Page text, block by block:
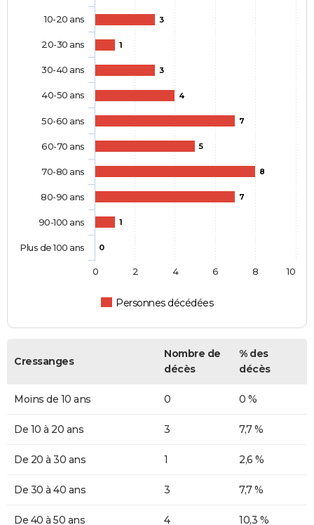
3
1
3
4
7
5
8
7
1
0
Personnes décédées
10-20 ans
20-30 ans
30-40 ans
40-50 ans
50-60 ans
60-70 ans
70-80 ans
80-90 ans
90-100 ans
Plus de 100 ans
0 2 4 6 8 10
Cressanges
Nombre de
décès
% des
décès
Moins de 10 ans 0 0 %
De 10 à 20 ans 3 7,7 %
De 20 à 30 ans 1 2,6 %
De 30 à 40 ans 3 7,7 %
De 40 à 50 ans 4 10,3 %